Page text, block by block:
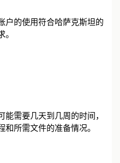
的使用符合哈萨克斯坦的
需要几天到几周的时间，
所需文件的准备情况。